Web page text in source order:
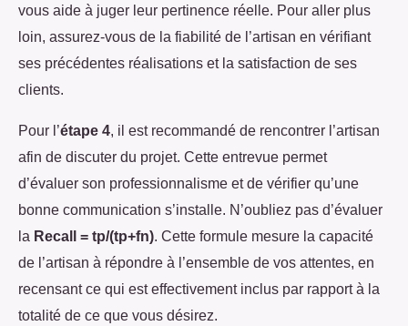
vous aide à juger leur pertinence réelle. Pour aller plus
loin, assurez-vous de la fiabilité de l’artisan en vérifiant
ses précédentes réalisations et la satisfaction de ses
clients.
Pour l’étape 4 , il est recommandé de rencontrer l’artisan
afin de discuter du projet. Cette entrevue permet
d’évaluer son professionnalisme et de vérifier qu’une
bonne communication s’installe. N’oubliez pas d’évaluer
la Recall = tp/(tp+fn) . Cette formule mesure la capacité
de l’artisan à répondre à l’ensemble de vos attentes, en
recensant ce qui est effectivement inclus par rapport à la
totalité de ce que vous désirez.